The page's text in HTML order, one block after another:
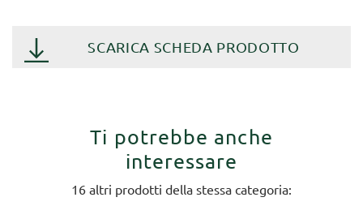
SCARICA SCHEDA PRODOTTO
Ti potrebbe anche
interessare
16 altri prodotti della stessa categoria: